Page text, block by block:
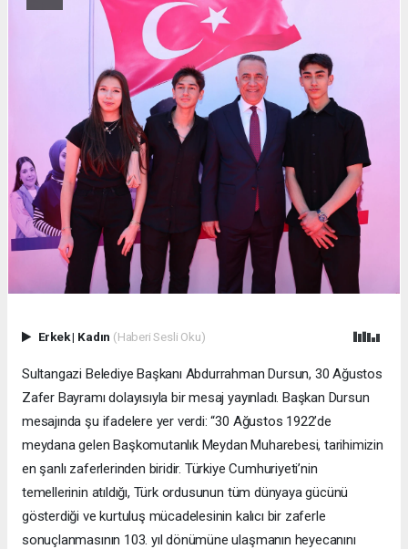
Erkek| Kadın (Haberi Sesli Oku)
Sultangazi Belediye Başkanı Abdurrahman Dursun, 30 Ağustos
Zafer Bayramı dolayısıyla bir mesaj yayınladı. Başkan Dursun
mesajında şu ifadelere yer verdi: “30 Ağustos 1922’de
meydana gelen Başkomutanlık Meydan Muharebesi, tarihimizin
en şanlı zaferlerinden biridir. Türkiye Cumhuriyeti’nin
temellerinin atıldığı, Türk ordusunun tüm dünyaya gücünü
gösterdiği ve kurtuluş mücadelesinin kalıcı bir zaferle
sonuçlanmasının 103. yıl dönümüne ulaşmanın heyecanını